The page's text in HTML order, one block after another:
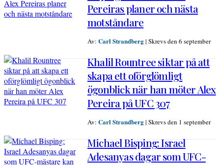
Pereiras planer och nästa
motståndare
Av: Carl Strandberg| Skrevs den 6 september
Khalil Rountree siktar på att
skapa ett oförglömligt
ögonblick när han möter Alex
Pereira på UFC 307
Av: Carl Strandberg| Skrevs den 1 september
Michael Bisping: Israel
Adesanyas dagar som UFC-